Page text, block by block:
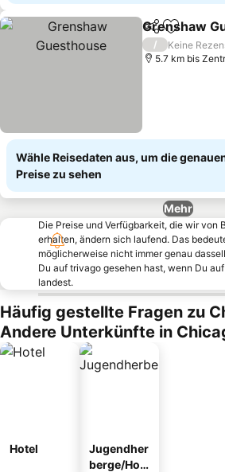
TeilenZu
Grenshaw
/
Keine
5.7 km bis
Wähle Reisedaten aus, um die
Preise zu sehen
Mehr
Die Preise und Verfügbarkeit, die wir von
erhalten, ändern sich laufend. Das
möglicherweise nicht immer genau
Du auf trivago gesehen hast, wenn Du
landest.
Häufig gestellte Fragen zu
Andere Unterkünfte in
Hotel
Jugendher
berge/Hos